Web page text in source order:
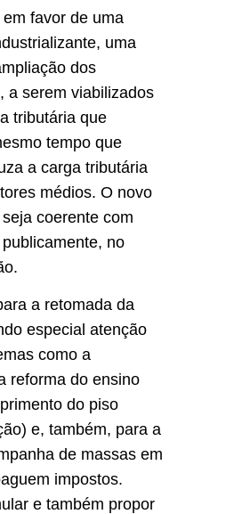
favor de uma
uma
dos
a serem viabilizados
tributária que
tempo que
a carga tributária
médios. O novo
coerente com
no
a retomada da
especial atenção
como a
reforma do ensino
do piso
e, também, para a
de massas em
impostos.
e também propor